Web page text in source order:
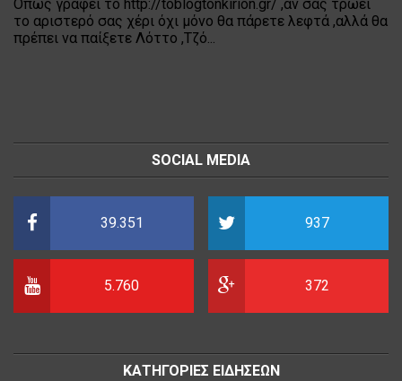
Όπως γράφει το http://toblogtonkirion.gr/ ,αν σας τρώει
το αριστερό σας χέρι όχι μόνο θα πάρετε λεφτά ,αλλά θα
πρέπει να παίξετε Λόττο ,Τζό...
SOCIAL MEDIA
39.351 937
5.760 372
ΚΑΤΗΓΟΡΙΕΣ ΕΙΔΗΣΕΩΝ